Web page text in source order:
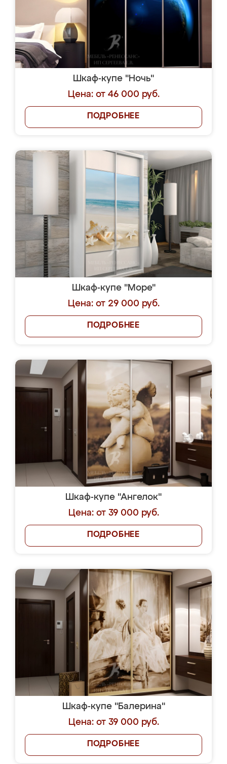
Шкаф-купе "Ночь"
Цена: от 46 000 руб.
ПОДРОБНЕЕ
Шкаф-купе "Море"
Цена: от 29 000 руб.
ПОДРОБНЕЕ
Шкаф-купе "Ангелок"
Цена: от 39 000 руб.
ПОДРОБНЕЕ
Шкаф-купе "Балерина"
Цена: от 39 000 руб.
ПОДРОБНЕЕ